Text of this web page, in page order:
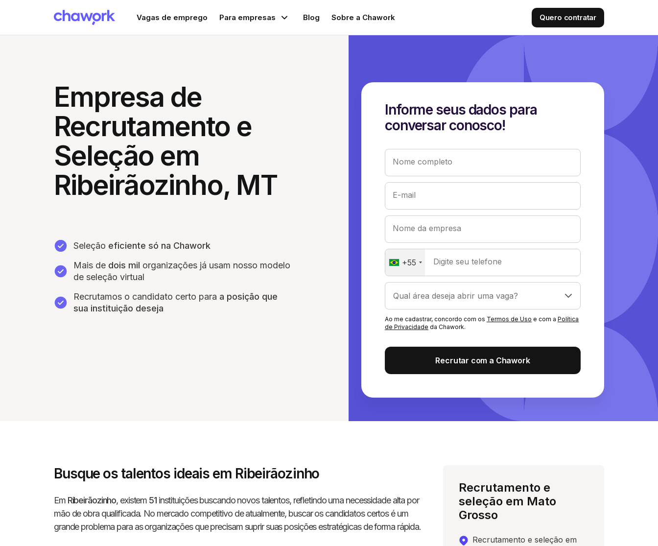
Vagas de emprego Para empresas Blog Sobre a Chawork Quero contratar
Empresa de
Recrutamento e
Seleção em
Ribeirãozinho, MT
Seleção eficiente só na Chawork
Mais de dois mil organizações já usam nosso modelo
de seleção virtual
Recrutamos o candidato certo para a posição que
sua instituição deseja
Informe seus dados para
conversar conosco!
Nome completo
E-mail
Nome da empresa
+55 Digite seu telefone
Ao me cadastrar, concordo com os Termos de Uso e com a Política
de Privacidade da Chawork.
Recrutar com a Chawork
Busque os talentos ideais em Ribeirãozinho
Em Ribeirãozinho, existem 51instituições buscando novos talentos, refletindo uma necessidade alta por
mão de obra qualificada. No mercado competitivo de atualmente, buscar os candidatos certos é um
grande problema para as organizações que precisam suprir suas posições estratégicas de forma rápida.
Recrutamento e
seleção em Mato
Grosso
Recrutamento e seleção em